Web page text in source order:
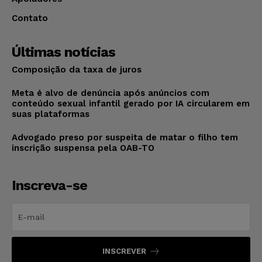
Contato
Últimas notícias
Composição da taxa de juros
Meta é alvo de denúncia após anúncios com
conteúdo sexual infantil gerado por IA circularem em
suas plataformas
Advogado preso por suspeita de matar o filho tem
inscrição suspensa pela OAB-TO
Inscreva-se
INSCREVER